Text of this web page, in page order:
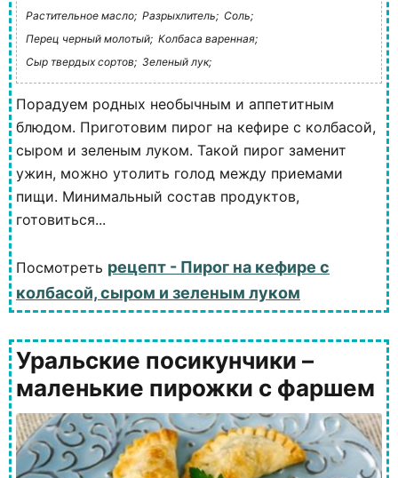
Растительное масло; Разрыхлитель; Соль;
Перец черный молотый; Колбаса варенная;
Сыр твердых сортов; Зеленый лук;
Порадуем родных необычным и аппетитным
блюдом. Приготовим пирог на кефире с колбасой,
сыром и зеленым луком. Такой пирог заменит
ужин, можно утолить голод между приемами
пищи. Минимальный состав продуктов,
готовиться...
Посмотреть рецепт - Пирог на кефире с
колбасой, сыром и зеленым луком
Уральские посикунчики –
маленькие пирожки с фаршем